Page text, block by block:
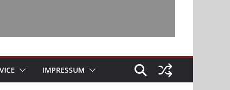
IMPRESSUM